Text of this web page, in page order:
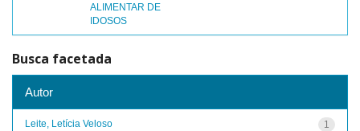
ALIMENTAR DE
IDOSOS
Busca facetada
Autor
1
Leite, Letícia Veloso